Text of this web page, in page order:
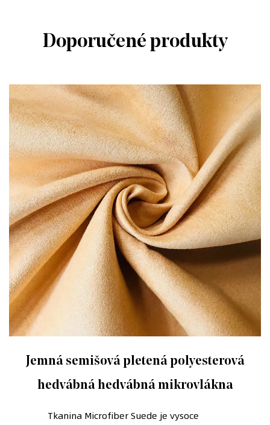
Doporučené produkty
Jemná semišová pletená polyesterová
hedvábná hedvábná mikrovlákna
Tkanina Microfiber Suede je vysoce